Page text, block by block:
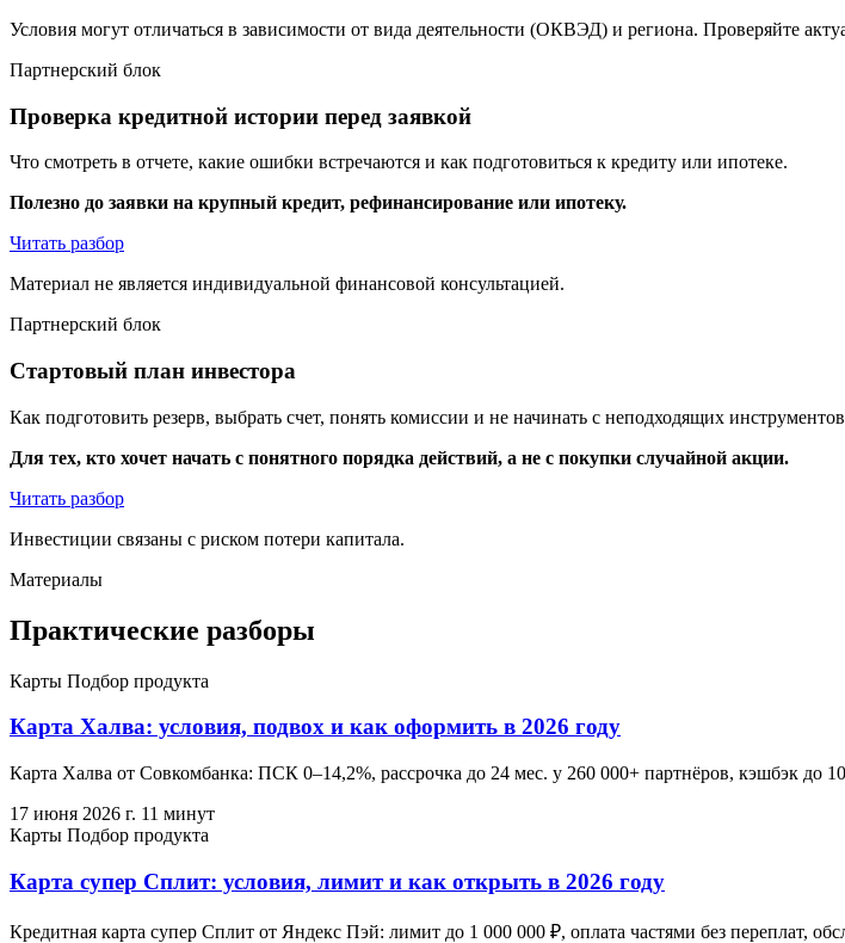
Условия могут отличаться в зависимости от вида деятельности (ОКВЭД) и региона. Проверяйте
Партнерский блок
Проверка кредитной истории перед заявкой
Что смотреть в отчете, какие ошибки встречаются и как подготовиться к кредиту или ипотеке.
Полезно до заявки на крупный кредит, рефинансирование или ипотеку.
Читать разбор
Материал не является индивидуальной финансовой консультацией.
Партнерский блок
Стартовый план инвестора
Как подготовить резерв, выбрать счет, понять комиссии и не начинать с неподходящих
Для тех, кто хочет начать с понятного порядка действий, а не с покупки случайной акции.
Читать разбор
Инвестиции связаны с риском потери капитала.
Материалы
Практические разборы
Карты Подбор продукта
Карта Халва: условия, подвох и как оформить в 2026 году
Карта Халва от Совкомбанка: ПСК 0–14,2%, рассрочка до 24 мес. у 260 000+ партнёров, кэшбэк до
17 июня 2026 г. 11 минут
Карты Подбор продукта
Карта супер Сплит: условия, лимит и как открыть в 2026 году
Кредитная карта супер Сплит от Яндекс Пэй: лимит до 1 000 000 ₽, оплата частями без переплат,